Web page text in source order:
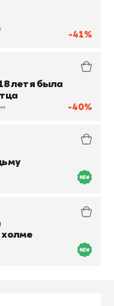
-41%
-40%
лет я была
холме